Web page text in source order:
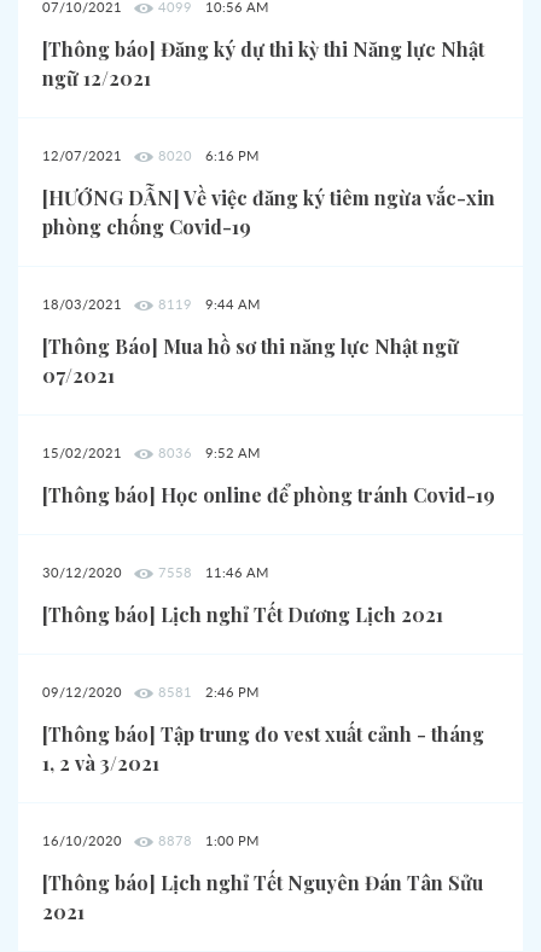
07/10/2021 4099 10:56 AM
[Thông báo] Đăng ký dự thi kỳ thi Năng lực Nhật
ngữ 12/2021
12/07/2021 8020 6:16 PM
[HƯỚNG DẪN] Về việc đăng ký tiêm ngừa vắc-xin
phòng chống Covid-19
18/03/2021 8119 9:44 AM
[Thông Báo] Mua hồ sơ thi năng lực Nhật ngữ
07/2021
15/02/2021 8036 9:52 AM
[Thông báo] Học online để phòng tránh Covid-19
30/12/2020 7558 11:46 AM
[Thông báo] Lịch nghỉ Tết Dương Lịch 2021
09/12/2020 8581 2:46 PM
[Thông báo] Tập trung đo vest xuất cảnh - tháng
1, 2 và 3/2021
16/10/2020 8878 1:00 PM
[Thông báo] Lịch nghỉ Tết Nguyên Đán Tân Sửu
2021